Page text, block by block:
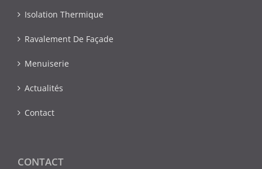
Isolation Thermique
Ravalement De Façade
Menuiserie
Actualités
Contact
CONTACT